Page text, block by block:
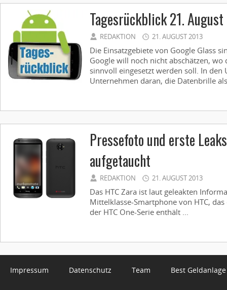
Tagesrückblick 21.
REDAKTION 21. AUGUST 2013
Die Einsatzgebiete von Google Glass
Google will noch nicht abschätzen,
sinnvoll eingesetzt werden soll. In den
Unternehmen daran, die Datenbrille
Pressefoto und erste
aufgetaucht
REDAKTION 21. AUGUST 2013
Das HTC Zara ist laut geleakten
Mittelklasse-Smartphone von HTC,
der HTC One-Serie enthält ...
Impressum Datenschutz Team Best Geldanlage